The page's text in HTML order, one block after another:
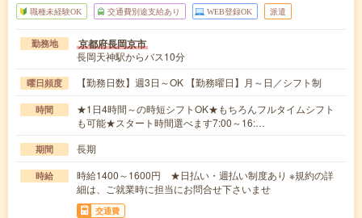
職種未経験OK 交通費別途支給あり WEB登録OK 派遣
勤務地 京都府長岡京市
長岡天神駅からバス10分
曜日頻度 【勤務日数】週3日～OK 【勤務曜日】月～日／シフト制
時間
★1日4時間～の時短シフトOK★もちろんフルタイムシフト
も可能★スタート時間選べます7:00～16:…
期間 長期
時給
時給1400～1600円 ★日払い・週払い制度あり ※規約の詳
細は、ご就業時に担当にお問合せ下さいませ
交通費